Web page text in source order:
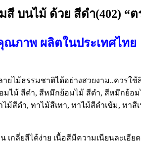
สี บนไม้ ด้วย สีดำ(402) “ต
ภาพ ผลิตในประเทศไทย
กลี่ยสีได้ง่าย เนื้อสีมีความเนียนละเอียด